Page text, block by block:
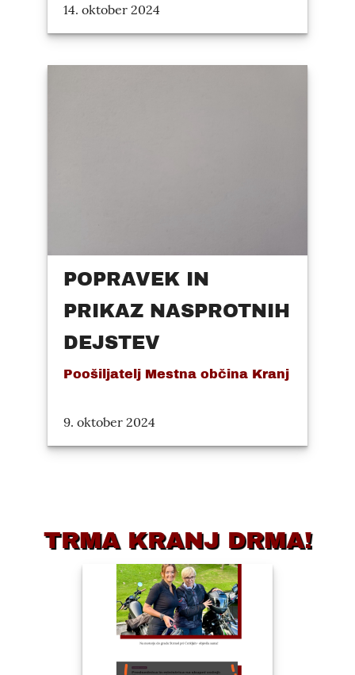
14. oktober 2024
POPRAVEK IN
PRIKAZ NASPROTNIH
DEJSTEV
Poošiljatelj Mestna občina Kranj
9. oktober 2024
TRMA KRANJ DRMA!